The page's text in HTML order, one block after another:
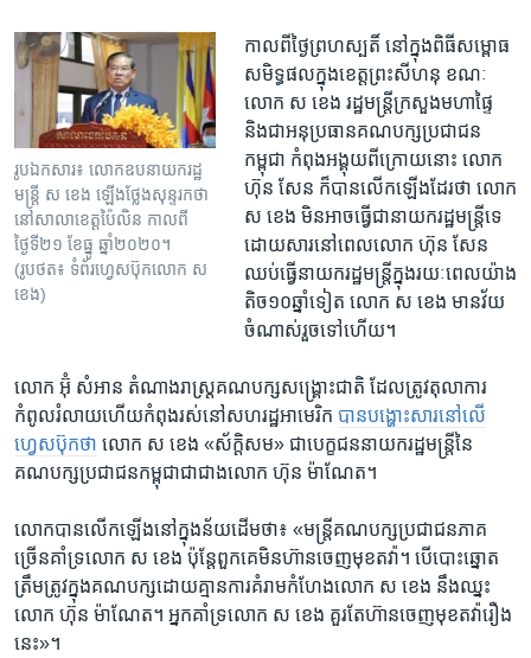
រូបឯកសារ៖ លោកឧបនាយករដ្ឋ
មន្ត្រី ស ខេង ឡើងថ្លែងសុន្ទរកថា
នៅសាលាខេត្តប៉ៃលិន កាលពី
ថ្ងៃទី២១ ខែធ្នូ ឆ្នាំ២០២០។
(រូបថត៖ ទំព័រហ្វេសប៊ុកលោក ស
ខេង)
កាល​ពី​ថ្ងៃ​ព្រហស្បតិ៍ ​នៅ​ក្នុង​ពិធី​សម្ពោធ​
សមិទ្ធ​ផល​ក្នុង​ខេត្ត​ព្រះ​សីហនុ ​ខណៈ​
លោក ​ស ខេង​ រដ្ឋមន្រ្តី​ក្រសួង​មហាផ្ទៃ ​
និង​ជា​អនុ​ប្រធាន​គណបក្ស​ប្រជាជន​
កម្ពុជា​ កំពុង​អង្គុយ​ពី​ក្រោយ​នោះ​ ​លោក ​
ហ៊ុន សែន ​ក៏​បាន​លើក​ឡើង​ដែរ​ថា​ លោក​
ស ខេង ​មិន​អាច​ធ្វើ​ជា​នាយក​រដ្ឋមន្រ្តី​ទេ ​
ដោយ​សារ​នៅ​ពេល​លោក​ ហ៊ុន សែន​
ឈប់​ធ្វើ​នាយក​រដ្ឋមន្រ្តី​ក្នុង​រយៈ​ពេល​យ៉ាង​
តិច​១០​ឆ្នាំ​ទៀត ​លោក​ ស ខេង​ មាន​វ័យ​
ចំណាស់​រួច​ទៅ​ហើយ។​
លោក​ អ៊ុំ សំអាន ​តំណាងរាស្រ្ត​គណបក្ស​សង្រ្គោះ​ជាតិ ​ដែល​ត្រូវ​តុលាការ​
កំពូល​រំលាយ​ហើយ​កំពុង​រស់​នៅ​សហ​រដ្ឋ​អាមេរិក ​ បាន​បង្ហោះ​សារ​នៅ​លើ​
ហ្វេសប៊ុក​ថា ​ លោក ​ស ខេង ​«ស័ក្តិ​សម»​ ជា​បេក្ខជន​នាយក​រដ្ឋមន្រ្តី​នៃ​
គណបក្ស​ប្រជាជន​កម្ពុជា​ជា​ជាង​លោក ​ហ៊ុន ម៉ាណែត។​
លោក​បាន​លើក​ឡើង​នៅ​ក្នុង​ន័យដើម​ថា៖​ «មន្រ្តី​គណបក្ស​ប្រជាជន​ភាគ​
ច្រើន​គាំទ្រ​លោក​ ស ខេង ​ប៉ុន្តែ​ពួកគេ​មិន​ហ៊ាន​ចេញ​មុខ​តវ៉ា។​ ​បើ​បោះឆ្នោត​
ត្រឹមត្រូវ​ក្នុង​គណបក្ស​ដោយ​គ្មាន​ការ​គំរាម​កំហែង​លោក​ ស ខេង ​នឹង​ឈ្នះ​
លោក ​ហ៊ុន ម៉ាណែត។ ​អ្នក​គាំទ្រ​លោក ​ស ខេង​ គួរតែ​ហ៊ាន​ចេញ​មុខ​តវ៉ា​រឿង​
នេះ»។​